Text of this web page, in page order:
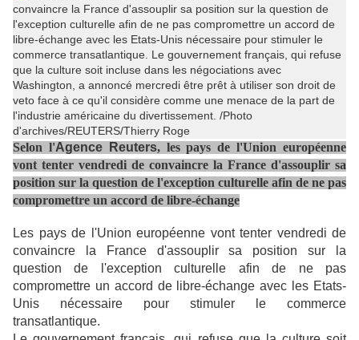
Selon l'Agence Reuters, les pays de l'Union européenne
vont tenter vendredi de convaincre la France d'assouplir sa
position sur la question de l'exception culturelle afin de ne pas
compromettre un accord de libre-échange
Les pays de l'Union européenne vont tenter vendredi de
convaincre la France d'assouplir sa position sur la
question de l'exception culturelle afin de ne pas
compromettre un accord de libre-échange avec les Etats-
Unis nécessaire pour stimuler le commerce
transatlantique.